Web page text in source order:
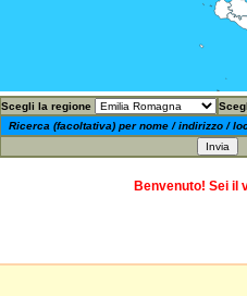
Scegli la regione
Ricerca (facoltativa) per nome / indirizzo /
Benvenuto! Sei il